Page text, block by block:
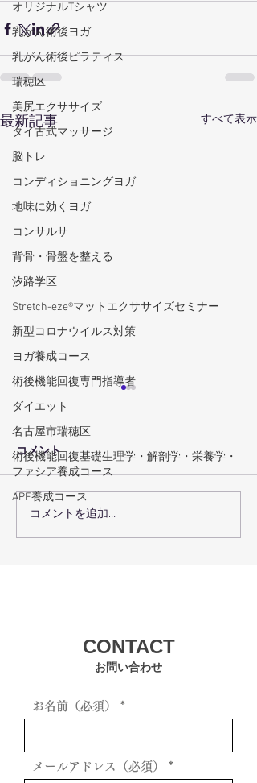
オリジナルTシャツ
乳がん術後ヨガ
乳がん術後ピラティス
瑞穂区
美尻エクササイズ
タイ古式マッサージ
脳トレ
コンディショニングヨガ
地味に効くヨガ
コンサルサ
背骨・骨盤を整える
汐路学区
Stretch-eze®マットエクササイズセミナー
新型コロナウイルス対策
ヨガ養成コース
術後機能回復専門指導者
ダイエット
名古屋市瑞穂区
術後機能回復基礎生理学・解剖学・栄養学・
ファシア養成コース
APF養成コース
最新記事 すべて表示
術後回復プログラムで術
後回復を最大化するコー
コメント
コメントを追加…
お問い合わせ
CONTACT
お名前（必須）
メールアドレス（必須）